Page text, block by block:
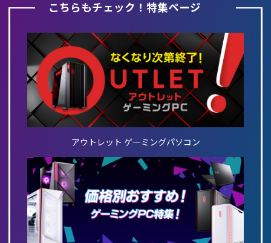
こちらもチェック！特集ページ
アウトレット ゲーミングパソコン